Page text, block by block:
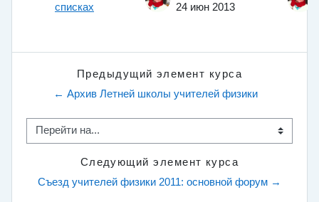
списках
24 июн 2013
Предыдущий элемент курса
← Архив Летней школы учителей физики
Перейти на...
Следующий элемент курса
Съезд учителей физики 2011: основной форум →